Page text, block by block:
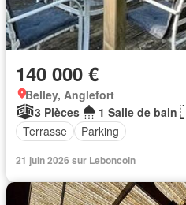
140 000 €
Belley, Anglefort
3 Pièces
1 Salle de bain
Terrasse
Parking
21 juin 2026 sur Leboncoin